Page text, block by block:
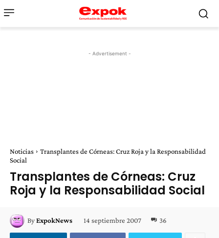
- Advertisement -
Noticias
Transplantes de Córneas: Cruz Roja y la Responsabilidad
Social
Transplantes de Córneas: Cruz
Roja y la Responsabilidad Social
ByExpokNews 14 septiembre 2007 36